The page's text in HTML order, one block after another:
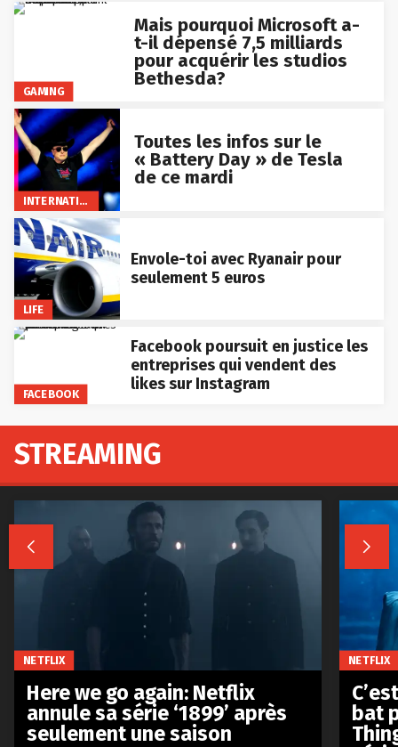
GAMING
Mais pourquoi Microsoft a-
t-il dépensé 7,5 milliards
pour acquérir les studios
Bethesda?
INTERNATIONAL
Toutes les infos sur le
« Battery Day » de Tesla
de ce mardi
LIFE
Envole-toi avec Ryanair pour
seulement 5 euros
FACEBOOK
Facebook poursuit en justice les
entreprises qui vendent des
likes sur Instagram
STREAMING
 
NETFLIX
Here we go again: Netflix
annule sa série ‘1899’ après
seulement une saison
NETFLIX
bat